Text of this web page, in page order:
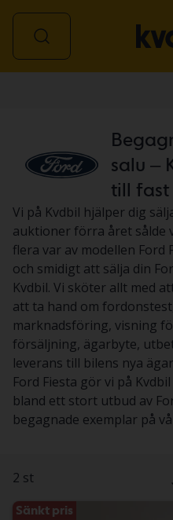
salu –
till fast
Vi på Kvdbil hjälper dig
auktioner förra året sålde
flera var av modellen Ford
och smidigt att sälja din
Kvdbil. Vi sköter allt med
att ta hand om
marknadsföring, visning
försäljning, ägarbyte,
leverans till bilens nya
Ford Fiesta gör vi på
bland ett stort utbud av
begagnade exemplar på
2 st
Sänkt pris